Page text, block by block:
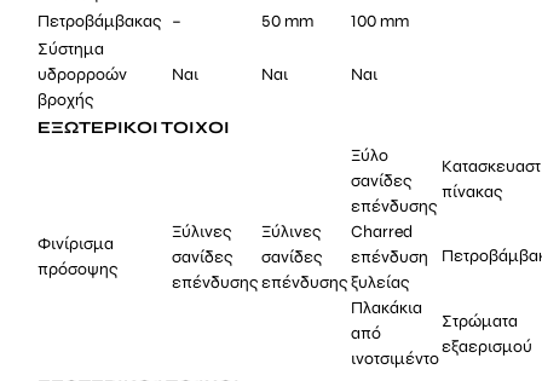
Πετροβάμβακας – 50 mm
100 mm
Σύστημα
υδρορροών
βροχής
Ναι Ναι Ναι
ΕΞΩΤΕΡΙΚΟΙ ΤΟΙΧΟΙ
Φινίρισμα
πρόσοψης
Ξύλινες
σανίδες
επένδυσης
Ξύλινες
σανίδες
επένδυσης
Ξύλο
σανίδες
επένδυσης
Charred
επένδυση
ξυλείας
Πλακάκια
από
ινοτσιμέντο
πίνακας
Στρώματα
εξαερισμού